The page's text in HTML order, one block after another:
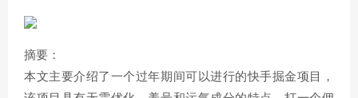
摘要：
本文主要介绍了一个过年期间可以进行的快手掘金项目，